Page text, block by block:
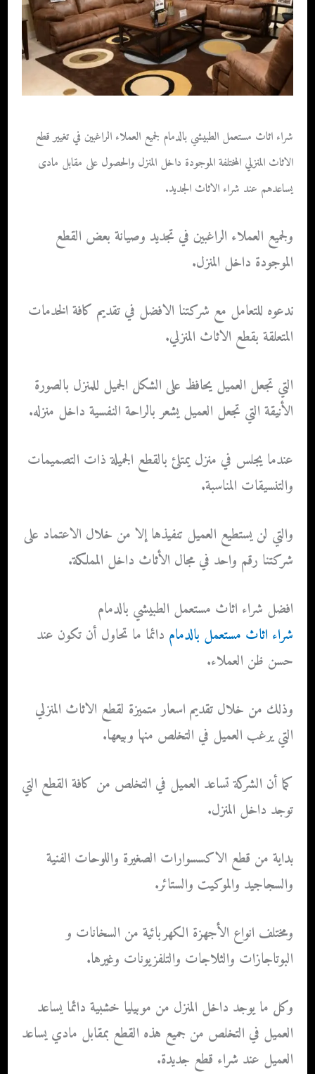
شراء اثاث مستعمل الطبيشي بالدمام لجميع العملاء الراغبين في تغيير قطع
الاثاث المنزلي المختلفة الموجودة داخل المنزل والحصول على مقابل مادى
يساعدهم عند شراء الاثاث الجديد.
ولجميع العملاء الراغبين في تجديد وصيانة بعض القطع
الموجودة داخل المنزل.
ندعوه للتعامل مع شركتنا الافضل في تقديم كافة الخدمات
المتعلقة بقطع الاثاث المنزلي.
التي تجعل العميل يحافظ على الشكل الجميل للمنزل بالصورة
الأنيقة التي تجعل العميل يشعر بالراحة النفسية داخل منزله.
عندما يجلس في منزل يمتلئ بالقطع الجميلة ذات التصميمات
والتنسيقات المناسبة.
والتي لن يستطيع العميل تنفيذها إلا من خلال الاعتماد على
شركتنا رقم واحد في مجال الأثاث داخل المملكة.
افضل شراء اثاث مستعمل الطبيشي بالدمام
شراء اثاث مستعمل بالدمام دائما ما تحاول أن تكون عند
حسن ظن العملاء.
وذلك من خلال تقديم اسعار متميزة لقطع الاثاث المنزلي
التي يرغب العميل في التخلص منها وبيعها.
كما أن الشركة تساعد العميل في التخلص من كافة القطع التي
توجد داخل المنزل.
بداية من قطع الاكسسوارات الصغيرة واللوحات الفنية
والسجاجيد والموكيت والستائر.
ومختلف انواع الأجهزة الكهربائية من السخانات و
البوتاجازات والثلاجات والتلفزيونات وغيرها.
وكل ما يوجد داخل المنزل من موبيليا خشبية دائما يساعد
العميل في التخلص من جميع هذه القطع بمقابل مادي يساعد
العميل عند شراء قطع جديدة.